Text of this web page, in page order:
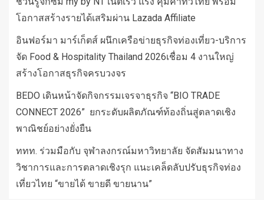
โอกาสสร้างรายได้เสริมผ่าน Lazada Affiliate
อินฟอร์มา มาร์เก็ตส์ ผนึกเครือข่ายธุรกิจท่องเที่ยว-บริการ
จัด Food & Hospitality Thailand 2026เชื่อม 4 งานใหญ่
สร้างโอกาสธุรกิจครบวงจร
BEDO เดินหน้าจัดกิจกรรมเจรจาธุรกิจ “BIO TRADE
CONNECT 2026” ยกระดับผลิตภัณฑ์ท้องถิ่นสู่ตลาดเชิง
พาณิชย์อย่างยั่งยืน
ททท. ร่วมมือกับ จุฬาลงกรณ์มหาวิทยาลัย จัดสัมมนาทาง
วิชาการและการตลาดเชิงรุก แนะเคล็ดลับปรับธุรกิจท่อง
เที่ยวไทย “ขายได้ ขายดี ขายนาน”